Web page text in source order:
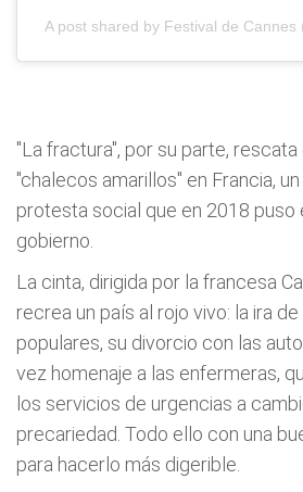
A post shared by Festival de Cannes
"La fractura", por su parte,
"chalecos amarillos" en Francia,
protesta social que en 2018 puso
gobierno.
La cinta, dirigida por la francesa
recrea un país al rojo vivo: la ira
populares, su divorcio con las
vez homenaje a las enfermeras,
los servicios de urgencias a
precariedad. Todo ello con una
para hacerlo más digerible.